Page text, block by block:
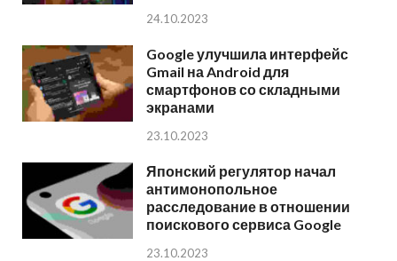
24.10.2023
Google улучшила интерфейс
Gmail на Android для
смартфонов со складными
экранами
23.10.2023
Японский регулятор начал
антимонопольное
расследование в отношении
поискового сервиса Google
23.10.2023